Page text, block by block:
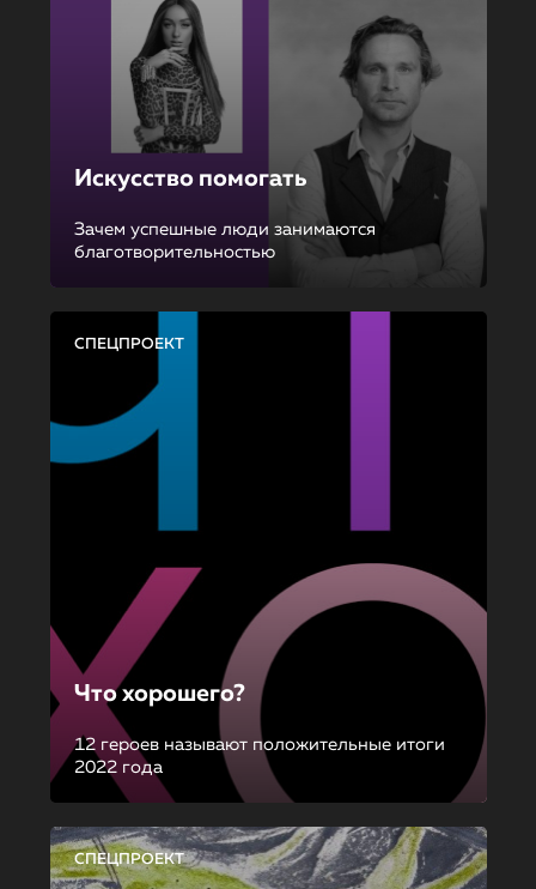
Искусство помогать
Зачем успешные люди занимаются
благотворительностью
СПЕЦПРОЕКТ
Что хорошего?
12 героев называют положительные итоги
2022 года
СПЕЦПРОЕКТ